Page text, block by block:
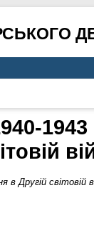
в Другій світовій